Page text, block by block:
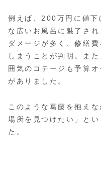
例えば、200万円に値下
な広いお風呂に魅了さ
ダメージが多く、修繕
しまうことが判明。ま
囲気のコテージも予算
がありました。
このような葛藤を抱え
場所を見つけたい」と
た。